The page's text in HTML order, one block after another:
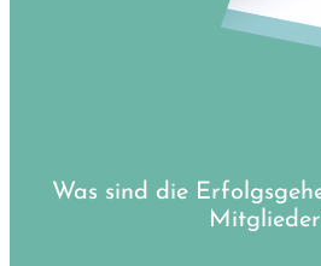
Was sind die